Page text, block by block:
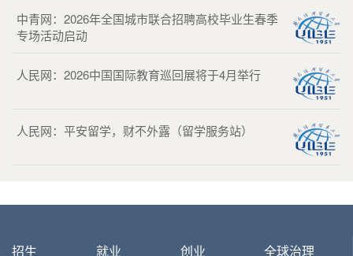
中青网：2026年全国城市联合招聘高校毕业生春季
专场活动启动
人民网：2026中国国际教育巡回展将于4月举行
人民网：平安留学，财不外露（留学服务站）
招生 就业 创业 全球治理